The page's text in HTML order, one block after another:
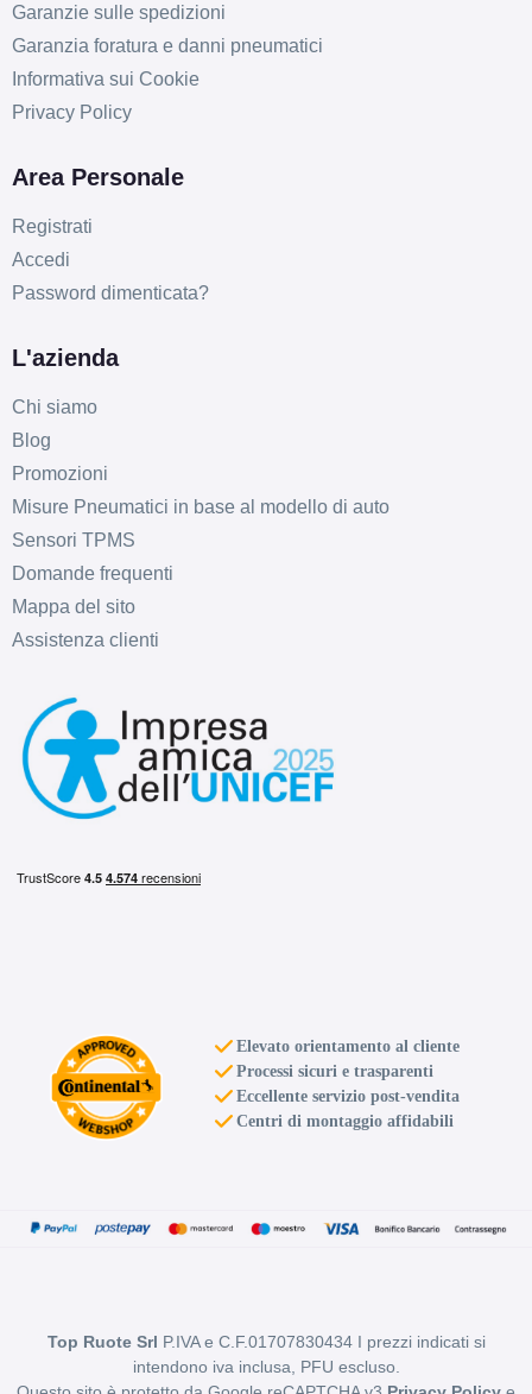
Garanzie sulle spedizioni
Garanzia foratura e danni pneumatici
Informativa sui Cookie
Privacy Policy
Area Personale
Registrati
Accedi
Password dimenticata?
L'azienda
Chi siamo
Blog
Promozioni
Misure Pneumatici in base al modello di auto
Sensori TPMS
Domande frequenti
Mappa del sito
Assistenza clienti
Elevato orientamento al cliente
Processi sicuri e trasparenti
Eccellente servizio post-vendita
Centri di montaggio affidabili
Top Ruote Srl P.IVA e C.F.01707830434 I prezzi indicati si
intendono iva inclusa, PFU escluso.